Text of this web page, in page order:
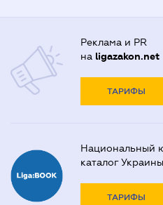
Реклама и PR
на ligazakon.net
ТАРИФЫ
Национальный
каталог Украины
ТАРИФЫ